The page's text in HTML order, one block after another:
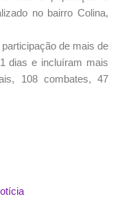
no bairro Colina,
de mais de
dias e incluíram mais
108 combates, 47